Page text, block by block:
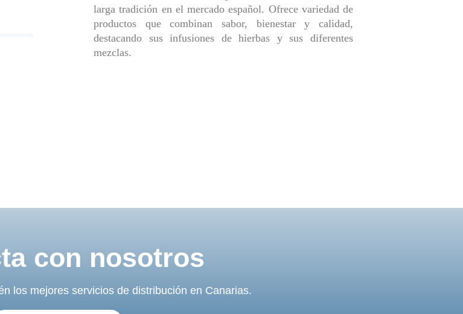
larga tradición en el mercado español. Ofrece variedad de
productos que combinan sabor, bienestar y calidad,
destacando sus infusiones de hierbas y sus diferentes
mezclas.
con nosotros
los mejores servicios de distribución en Canarias.